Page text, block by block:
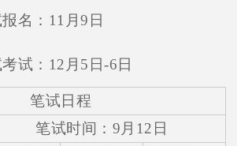
名：11月9日
试：12月5日-6日
笔试日程
笔试时间：9月12日